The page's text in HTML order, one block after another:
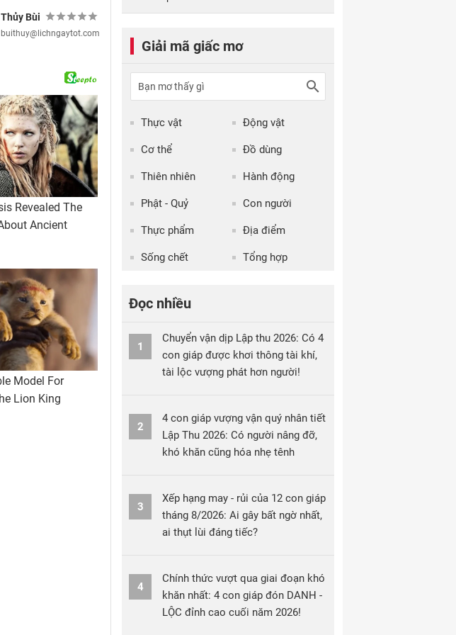
Thủy Bùi
buithuy@lichngaytot.com
Giải mã giấc mơ
Thực vật Động vật
Cơ thể Đồ dùng
Thiên nhiên Hành động
Phật - Quỷ Con người
Thực phẩm Địa điểm
Sống chết Tổng hợp
Đọc nhiều
1
Chuyển vận dịp Lập thu 2026: Có 4
con giáp được khơi thông tài khí,
tài lộc vượng phát hơn người!
2
4 con giáp vượng vận quý nhân tiết
Lập Thu 2026: Có người nâng đỡ,
khó khăn cũng hóa nhẹ tênh
3
Xếp hạng may - rủi của 12 con giáp
tháng 8/2026: Ai gây bất ngờ nhất,
ai thụt lùi đáng tiếc?
4
Chính thức vượt qua giai đoạn khó
khăn nhất: 4 con giáp đón DANH -
LỘC đỉnh cao cuối năm 2026!